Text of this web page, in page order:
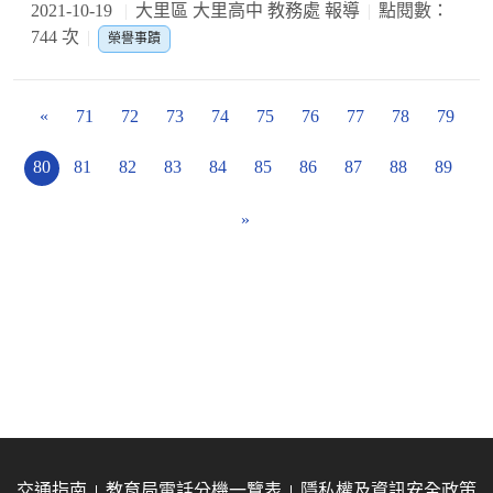
2021-10-19 大里區 大里高中 教務處 報導
點閱數：
744 次
榮譽事蹟
« 71 72 73 74 75 76 77 78 79
80 81 82 83 84 85 86 87 88 89
»